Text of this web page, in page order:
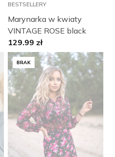
Zamknij
MANTELLE
BESTSELLERY
Marynarka w kwiaty
VINTAGE ROSE black
129.99 zł
BRAK